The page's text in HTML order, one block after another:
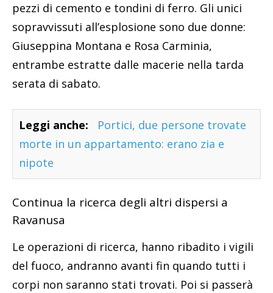
pezzi di cemento e tondini di ferro. Gli unici
sopravvissuti all’esplosione sono due donne:
Giuseppina Montana e Rosa Carminia,
entrambe estratte dalle macerie nella tarda
serata di sabato.
Leggi anche:
Portici, due persone trovate
morte in un appartamento: erano zia e
nipote
Continua la ricerca degli altri dispersi a
Ravanusa
Le operazioni di ricerca, hanno ribadito i vigili
del fuoco, andranno avanti fin quando tutti i
corpi non saranno stati trovati. Poi si passerà